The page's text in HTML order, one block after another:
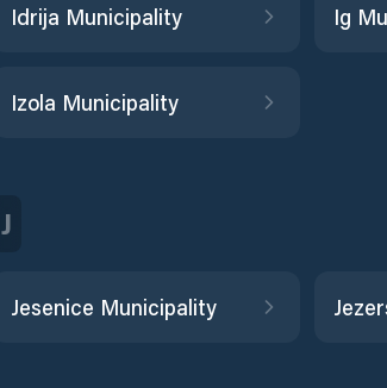
Idrija Municipality Ig
Izola Municipality
J
Jesenice Municipality